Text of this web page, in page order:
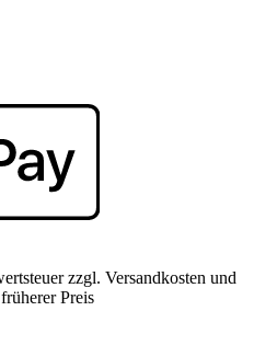
zzgl. Versandkosten und
Preis